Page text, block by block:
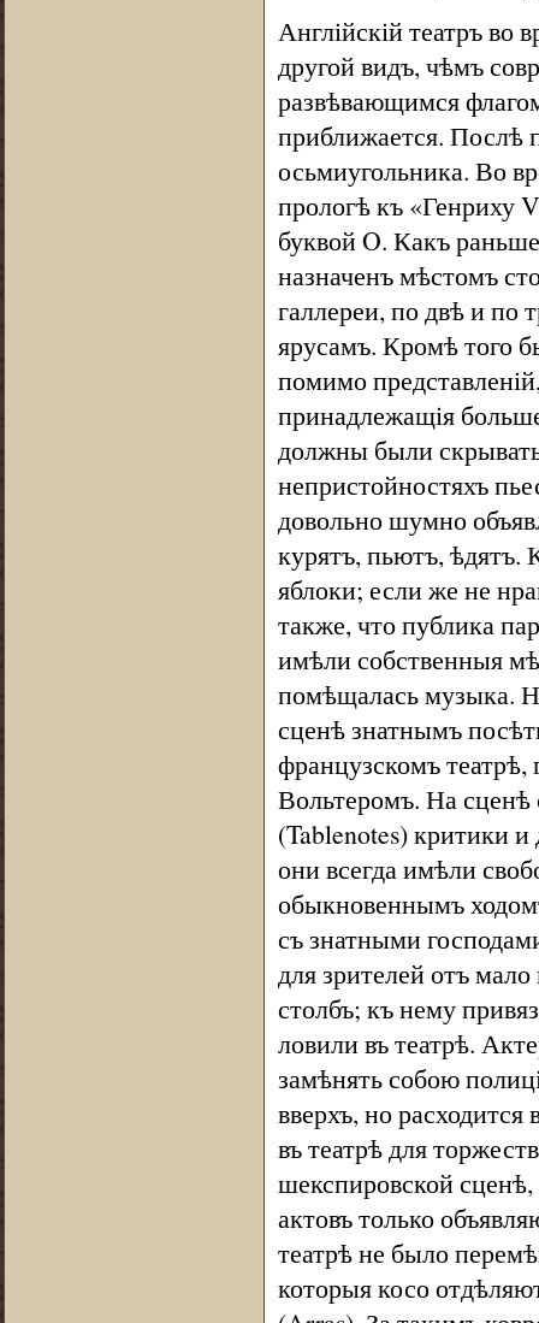
Англійскій театръ во
другой видъ, чѣмъ
развѣвающимся
приближается. Послѣ
осьмиугольника. Во
прологѣ къ «Генриху
буквой O. Какъ
назначенъ мѣстомъ
галлереи, по двѣ и по
ярусамъ. Кромѣ того
помимо
принадлежащія
должны были
непристойностяхъ
довольно шумно
курятъ, пьютъ, ѣдятъ.
яблоки; если же не
также, что публика
имѣли собственныя
помѣщалась музыка.
сценѣ знатнымъ
французскомъ
Вольтеромъ. На
(Tablenotes) критики
они всегда имѣли
обыкновеннымъ
съ знатными
для зрителей отъ
столбъ; къ нему
ловили въ театрѣ.
замѣнять собою
вверхъ, но
въ театрѣ для
шекспировской сценѣ,
актовъ только
театрѣ не было
которыя косо